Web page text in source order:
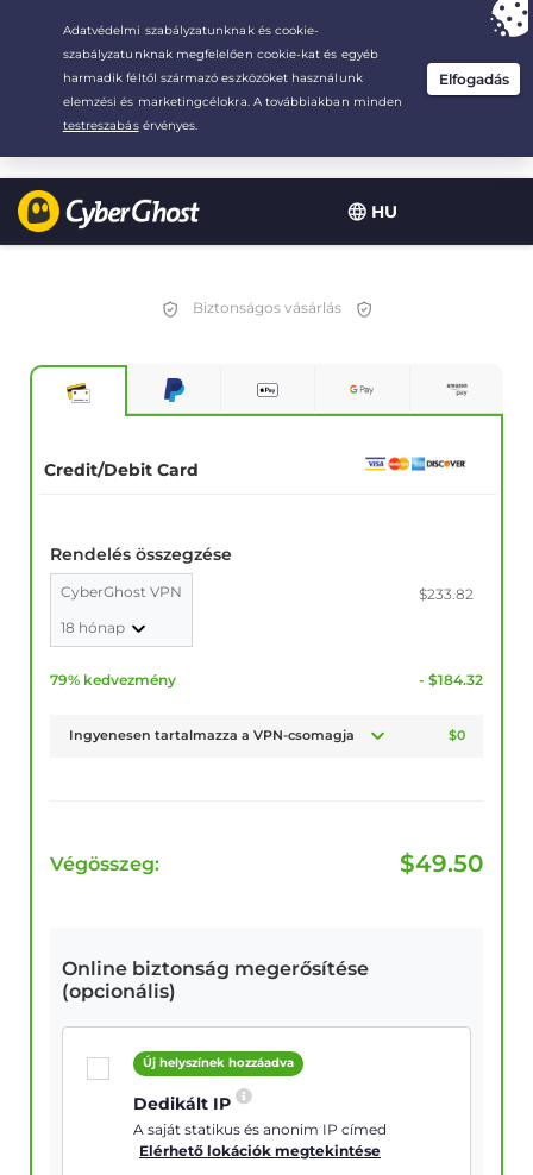
HU
Your choice:The Best Deal for 1.5-years at $2.75
Biztonságos vásárlás
Credit/Debit Card
Rendelés összegzése
CyberGhost VPN
18 hónap
$233.82
79% kedvezmény - $184.32
Ingyenesen tartalmazza a VPN-csomagja $0
Végösszeg: $49.50
Online biztonság megerősítése
(opcionális)
Új helyszínek hozzáadva
Dedikált IP
A saját statikus és anonim IP címed
Elérhető lokációk megtekintése